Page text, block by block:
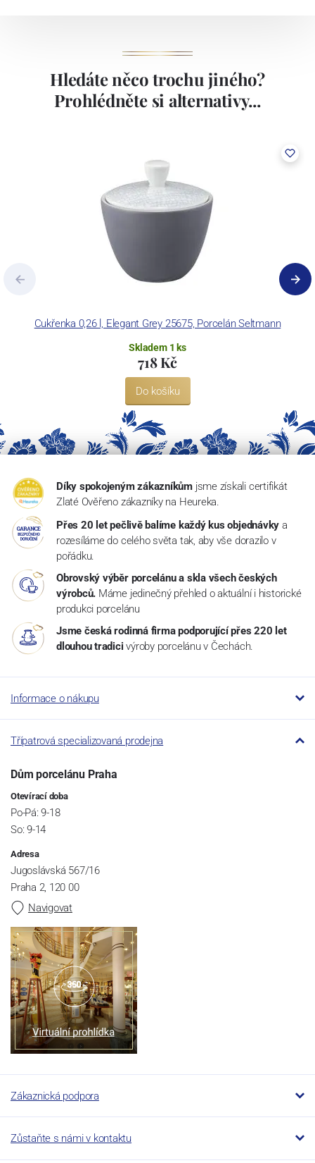
Hledáte něco trochu jiného?
Prohlédněte si alternativy...
Cukřenka 0,26 l, Elegant Grey 25675, Porcelán Seltmann
Skladem 1 ks
718 Kč
Do košíku
Díky spokojeným zákazníkům jsme získali certifikát
Zlaté Ověřeno zákazníky na Heureka.
Přes 20 let pečlivě balíme každý kus objednávky a
rozesíláme do celého světa tak, aby vše dorazilo v
pořádku.
Obrovský výběr porcelánu a skla všech českých
výrobců. Máme jedinečný přehled o aktuální i historické
produkci porcelánu
Jsme česká rodinná firma podporující přes 220 let
dlouhou tradici výroby porcelánu v Čechách.
Informace o nákupu
Třípatrová specializovaná prodejna
Dům porcelánu Praha
Otevírací doba
Po-Pá: 9-18
So: 9-14
Adresa
Jugoslávská 567/16
Praha 2, 120 00
Navigovat
Zákaznická podpora
Zůstaňte s námi v kontaktu